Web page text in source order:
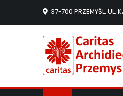
37-700 PRZEMYŚL, UL.